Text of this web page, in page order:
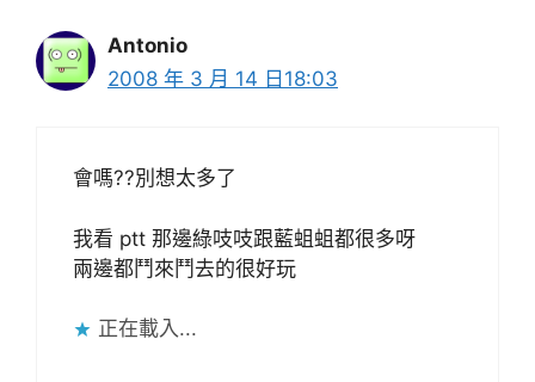
Antonio
2008 年 3 月 14 日18:03
會嗎??別想太多了
我看 ptt 那邊綠吱吱跟藍蛆蛆都很多呀
兩邊都鬥來鬥去的很好玩
正在載入...